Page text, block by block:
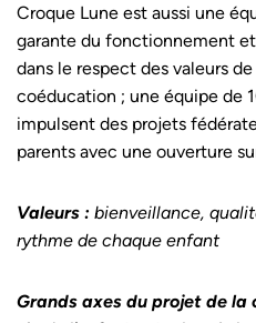
Croque Lune est aussi une
garante du fonctionnement
dans le respect des valeurs
coéducation ; une équipe de
impulsent des projets
parents avec une ouverture
Valeurs : bienveillance,
rythme de chaque enfant
Grands axes du projet de la